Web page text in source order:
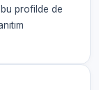
bu profilde de